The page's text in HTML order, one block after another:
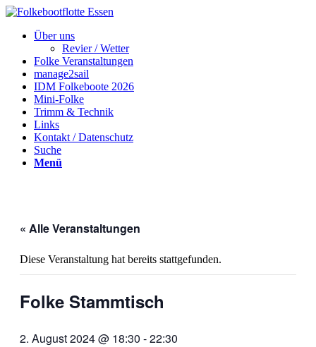
Über uns
Revier / Wetter
Folke Veranstaltungen
manage2sail
IDM Folkeboote 2026
Mini-Folke
Trimm & Technik
Links
Kontakt / Datenschutz
Suche
Menü
« Alle Veranstaltungen
Diese Veranstaltung hat bereits stattgefunden.
Folke Stammtisch
2. August 2024 @ 18:30 -22:30